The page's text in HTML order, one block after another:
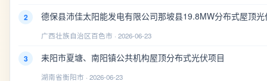
2 德保县沛佳太阳能发电有限公司那坡县19.8MW分布式屋顶
广西壮族自治区百色市 · 2026-06-23
3 耒阳市夏塘、南阳镇公共机构屋顶分布式光伏项目
湖南省衡阳市 · 2026-06-23